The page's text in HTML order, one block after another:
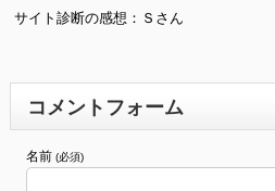
サイト診断の感想：Ｓさん
コメントフォーム
名前 (必須)